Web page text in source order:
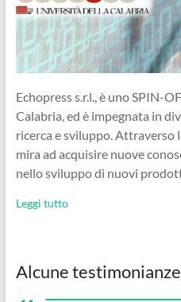
Echopress s.r.l., è uno SPIN-
Calabria, ed è impegnata in
ricerca e sviluppo. Attraverso
mira ad acquisire nuove
nello sviluppo di nuovi
Leggi tutto
Alcune testimonianze